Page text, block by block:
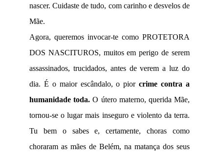
nascer. Cuidaste de tudo, com carinho e desvelos de
Mãe.
Agora, queremos invocar-te como PROTETORA
DOS NASCITUROS, muitos em perigo de serem
assassinados, trucidados, antes de verem a luz do
dia. É o maior escândalo, o piorcrime contra a
humanidade toda. O útero materno, querida Mãe,
tornou-se o lugar mais inseguro e violento da terra.
Tu bem o sabes e, certamente, choras como
choraram as mães de Belém, na matança dos seus